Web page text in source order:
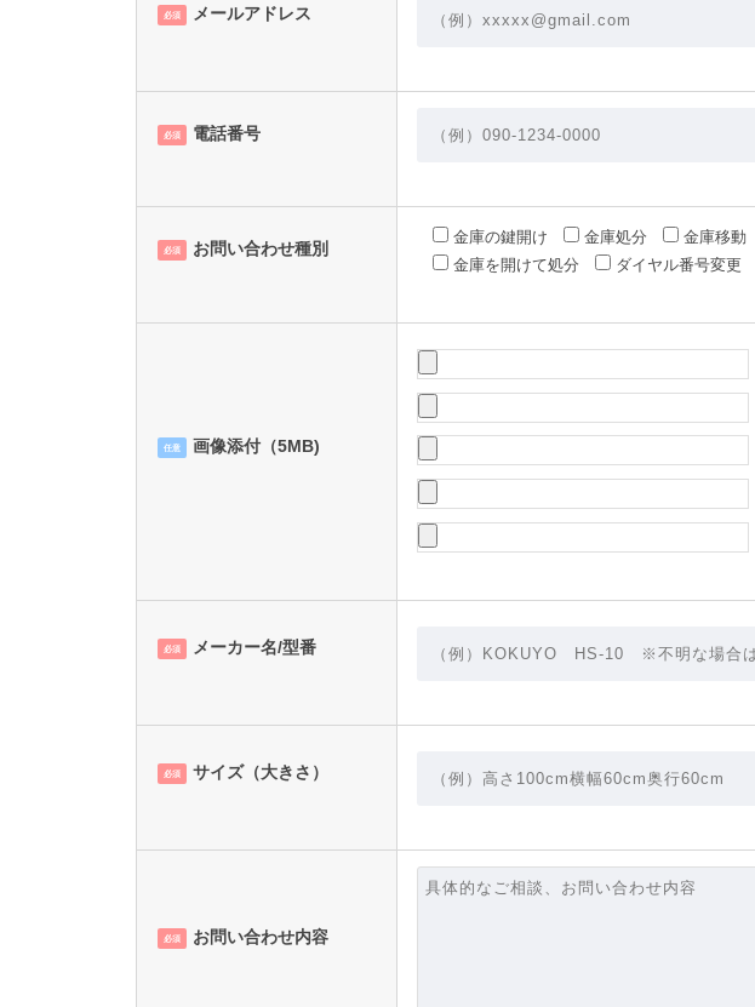
必須 メールアドレス
必須 電話番号
必須 お問い合わせ種別
金庫の鍵開け 金庫処分 金庫移動
金庫を開けて処分
ダイヤル番号変更
任意 画像添付（5MB)
必須 メーカー名/型番
必須 サイズ（大きさ）
必須 お問い合わせ内容